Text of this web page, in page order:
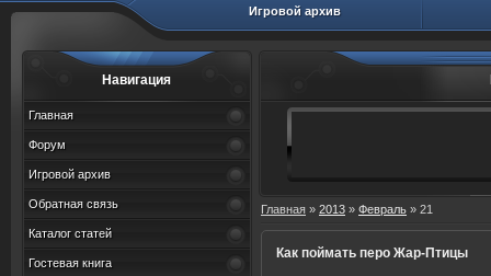
Игровой архив
Навигация
Главная
Форум
Игровой архив
Обратная связь
Каталог статей
Гостевая книга
Главная » 2013 » Февраль » 21
Как поймать перо Жар-Птицы